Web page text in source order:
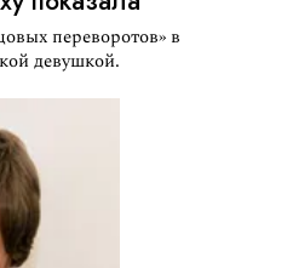
переворотов» в
девушкой.